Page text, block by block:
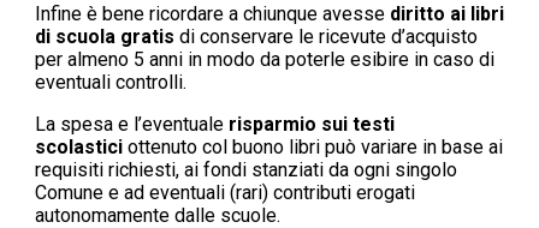
Infine è bene ricordare a chiunque avesse diritto ai libri
di scuola gratis di conservare le ricevute d’acquisto
per almeno 5 anni in modo da poterle esibire in caso di
eventuali controlli.
La spesa e l’eventuale risparmio sui testi
scolastici ottenuto col buono libri può variare in base ai
requisiti richiesti, ai fondi stanziati da ogni singolo
Comune e ad eventuali (rari) contributi erogati
autonomamente dalle scuole.